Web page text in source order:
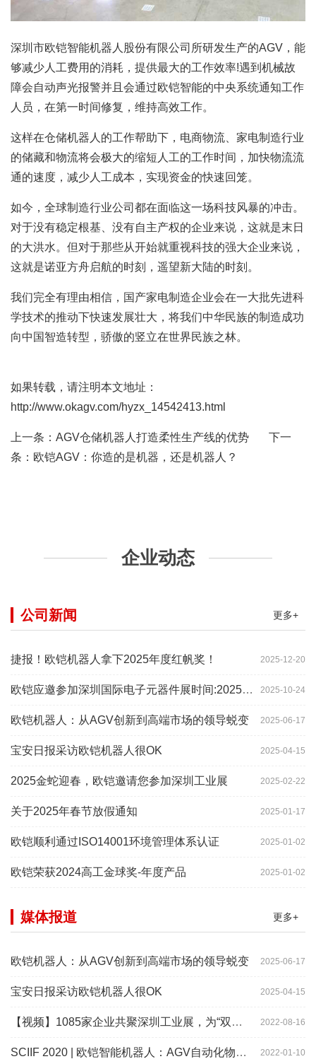
深圳市欧铠智能机器人股份有限公司所研发生产的AGV，能
够减少人工费用的消耗，提供最大的工作效率!遇到机械故
障会自动声光报警并且会通过欧铠智能的中央系统通知工作
人员，在第一时间修复，维持高效工作。
这样在仓储机器人的工作帮助下，电商物流、家电制造行业
的储藏和物流将会极大的缩短人工的工作时间，加快物流流
通的速度，减少人工成本，实现资金的快速回笼。
如今，全球制造行业公司都在面临这一场科技风暴的冲击。
对于没有稳定根基、没有自主产权的企业来说，这就是末日
的大洪水。但对于那些从开始就重视科技的强大企业来说，
这就是诺亚方舟启航的时刻，遥望新大陆的时刻。
我们完全有理由相信，国产家电制造企业会在一大批先进科
学技术的推动下快速发展壮大，将我们中华民族的制造成功
向中国智造转型，骄傲的竖立在世界民族之林。
如果转载，请注明本文地址：
http://www.okagv.com/hyzx_14542413.html
上一条： AGV仓储机器人打造柔性生产线的优势 下一
条： 欧铠AGV：你造的是机器，还是机器人？
企业动态
更多+
公司新闻
2025-12-20
捷报！欧铠机器人拿下2025年度红帆奖！
2025-10-24
欧铠应邀参加深圳国际电子元器件展时间:2025年10月28-
2025-06-17
欧铠机器人：从AGV创新到高端市场的领导蜕变
2025-04-15
宝安日报采访欧铠机器人很OK
2025-02-22
2025金蛇迎春，欧铠邀请您参加深圳工业展
2025-01-17
关于2025年春节放假通知
2025-01-02
欧铠顺利通过ISO14001环境管理体系认证
2025-01-02
欧铠荣获2024高工金球奖-年度产品
更多+
媒体报道
2025-06-17
欧铠机器人：从AGV创新到高端市场的领导蜕变
2025-04-15
宝安日报采访欧铠机器人很OK
2022-08-16
【视频】1085家企业共聚深圳工业展，为“双链”畅通堵点、卡点
2022-01-10
SCIIF 2020 | 欧铠智能机器人：AGV自动化物流设备及系统